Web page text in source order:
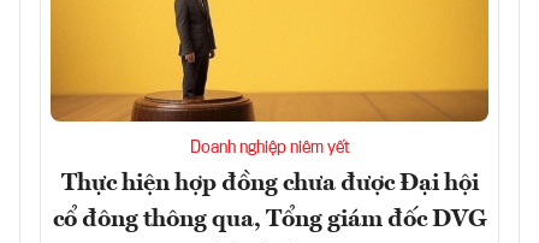
Doanh nghiệp niêm yết
Thực hiện hợp đồng chưa được Đại hội
cổ đông thông qua, Tổng giám đốc DVG